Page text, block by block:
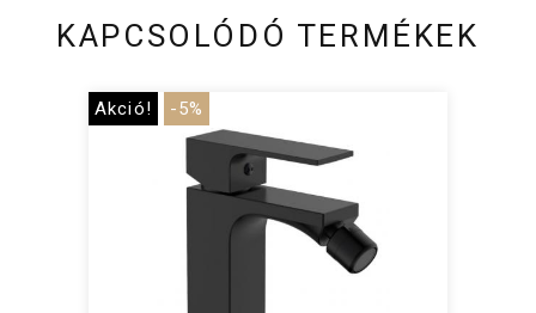
KAPCSOLÓDÓ TERMÉKEK
Akció! -5%